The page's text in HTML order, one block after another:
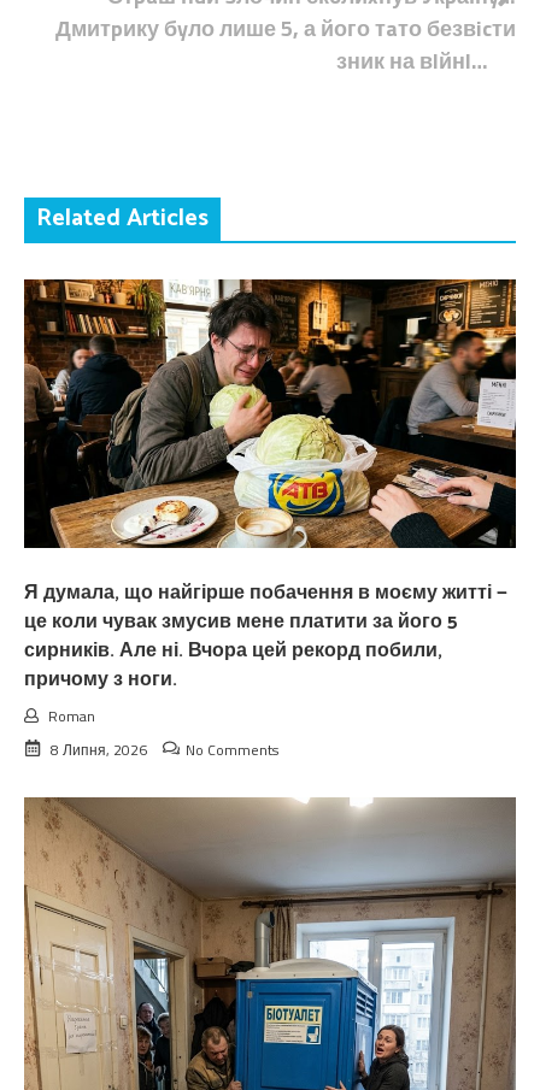
Дмитpику бyло лише 5, а його тaто безвicти
зник на вlйнl…
Related Articles
Я думала, що найгірше побачення в моєму житті —
це коли чувак змусив мене платити за його 5
сирників. Але ні. Вчора цей рекорд побили,
причому з ноги.
Roman
8 Липня, 2026
No Comments